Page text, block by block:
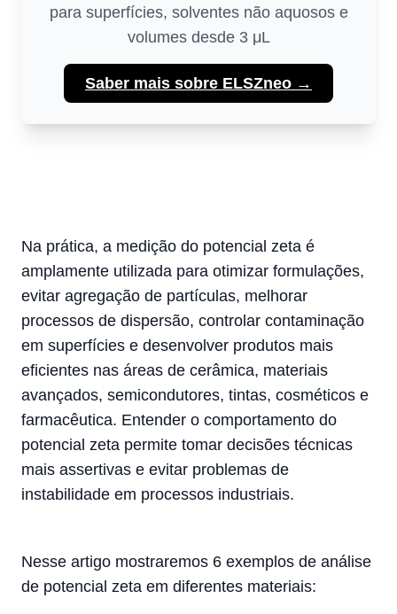
para superfícies, solventes não aquosos e
volumes desde 3 μL
Saber mais sobre ELSZneo →
Na prática, a medição do potencial zeta é
amplamente utilizada para otimizar formulações,
evitar agregação de partículas, melhorar
processos de dispersão, controlar contaminação
em superfícies e desenvolver produtos mais
eficientes nas áreas de cerâmica, materiais
avançados, semicondutores, tintas, cosméticos e
farmacêutica. Entender o comportamento do
potencial zeta permite tomar decisões técnicas
mais assertivas e evitar problemas de
instabilidade em processos industriais.
Nesse artigo mostraremos 6 exemplos de análise
de potencial zeta em diferentes materiais: